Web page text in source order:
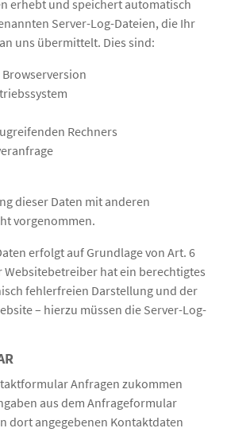
erhebt und speichert automatisch
Server-Log-Dateien, die Ihr
uns übermittelt. Dies sind:
Rechners
dieser Daten mit anderen
vorgenommen.
erfolgt auf Grundlage von Art. 6
Websitebetreiber hat ein berechtigtes
fehlerfreien Darstellung und der
– hierzu müssen die Server-Log-
Anfragen zukommen
aus dem Anfrageformular
dort angegebenen Kontaktdaten